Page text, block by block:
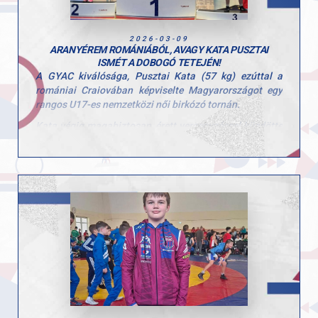
helytállásért, büszkék vagyunk rátok!
2026-03-09
ARANYÉREM ROMÁNIÁBÓL, AVAGY KATA PUSZTAI
ISMÉT A DOBOGÓ TETEJÉN!
A GYAC kiválósága, Pusztai Kata (57 kg) ezúttal a
romániai Craiovában képviselte Magyarországot egy
rangos U17-es nemzetközi női birkózó tornán.
Kata végig magabiztosan, érett versenyzéssel küzdötte
végig a mezőnyt, és fantasztikus teljesítménnyel
egészen a dobogó legfelső fokáig menetelt
Az aranyérem ismét bizonyítja, hogy a befektetett
munka és az elszántság mindig meghozza gyümölcsét.
Szívből gratulálunk, Kata, büszkék vagyunk rád!